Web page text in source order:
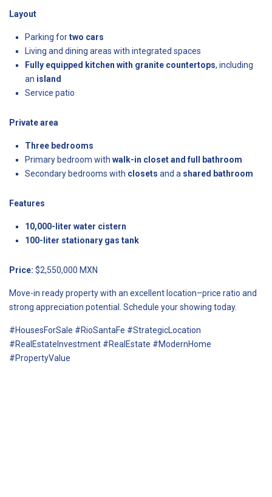
Layout
Parking fortwo cars
Living and dining areas with integrated spaces
Fully equipped kitchen with granite countertops, including
an island
Service patio
Private area
Three bedrooms
Primary bedroom with walk-in closet and full bathroom
Secondary bedrooms with closets and a shared bathroom
Features
10,000-liter water cistern
100-liter stationary gas tank
Price: $2,550,000 MXN
Move-in ready property with an excellent location–price ratio and
strong appreciation potential. Schedule your showing today.
#HousesForSale #RioSantaFe #StrategicLocation
#RealEstateInvestment #RealEstate #ModernHome
#PropertyValue